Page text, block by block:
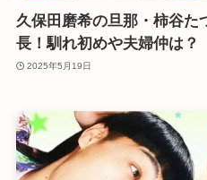
久保田磨希の旦那・柿谷た
長！馴れ初めや夫婦仲は？
2025年5月19日